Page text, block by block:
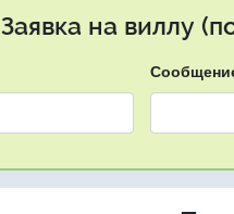
Заявка на виллу